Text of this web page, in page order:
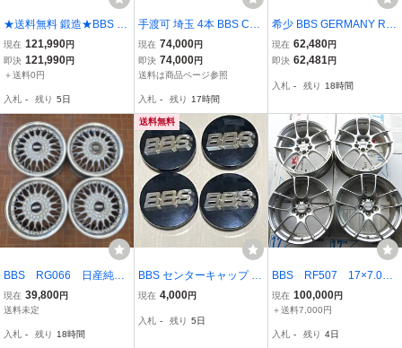
★送料無料 鍛造★BBS RI
-A021 MY0168 18インチ
ホイール 7.5J 8J +48 +55
5穴 PCD100 ZVW30 プリ
現在 121,990円
即決 121,990円
＋送料0円
入札 - 残り 5日
手渡可 埼玉 4本 BBS CS0
22 18インチ 7.5J +48 5H
PCD114.3 溝多い
現在 74,000円
即決 74,000円
送料は商品ページ参照
入札 - 残り 17時間
希少 BBS GERMANY RG
RG036 6-14+40 4H100
旧 プレリュード コンパク
ール 4本セット 004
現在 62,480円
即決 62,481円
入札 - 残り 18時間
BBS RG066 日産純正
オプション 16インチ
6.5J+40 5H-114.3 中
現在 39,800円
送料未定
入札 - 残り 18時間
送料無料
BBS センターキャップ 56
mm 品番 56.24.012
現在 4,000円
入札 - 残り 5日
BBS RF507 17×7.0
5H 100 インセット48
4本セット 中古品 8
ーラツーリング等
現在 100,000円
＋送料7,000円
入札 - 残り 4日